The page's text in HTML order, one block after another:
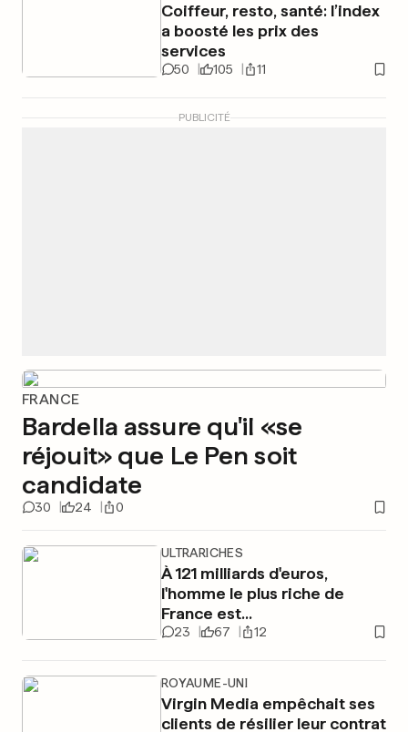
Coiffeur, resto, santé: l’index
a boosté les prix des
services
50 105 11
PUBLICITÉ
FRANCE
Bardella assure qu'il «se
réjouit» que Le Pen soit
candidate
30 24 0
ULTRARICHES
À 121 milliards d'euros,
l'homme le plus riche de
France est...
23 67 12
ROYAUME-UNI
Virgin Media empêchait ses
clients de résilier leur contrat